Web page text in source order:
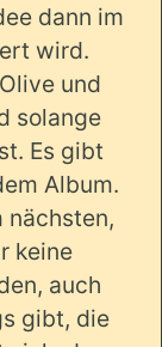
dann im
wird.
und
solange
Es gibt
Album.
nächsten,
keine
auch
gibt, die